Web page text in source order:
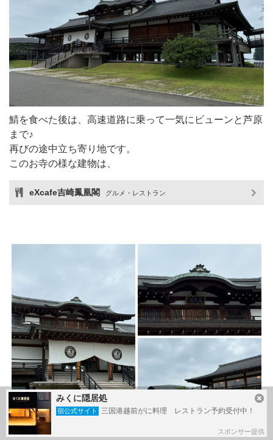
鯖を食べた後は、高速道路に乗って一気にビューンと芦原
まで♪
再びの途中立ち寄り地です。
このお寺の様な建物は、
eXcafe吉崎鳳凰閣 グルメ・レストラン
みくに隠居処
宿公式サイト 三国港越前がに料理 レストラン予約受付中！
スポンサー提供